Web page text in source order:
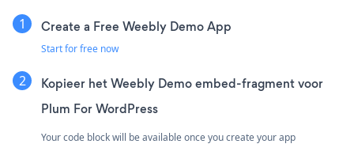
Create a Free Weebly Demo App
Start for free now
Kopieer het Weebly Demo embed-fragment voor
Plum For WordPress
Your code block will be available once you create your app